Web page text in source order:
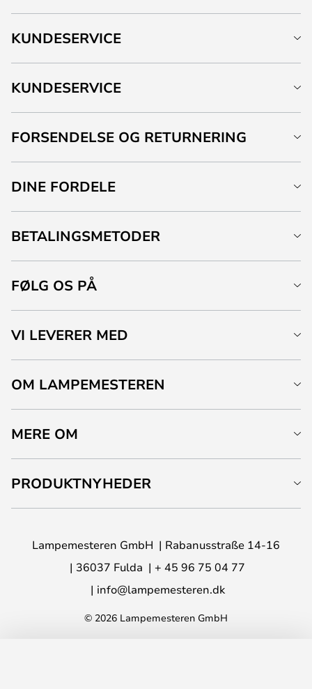
KUNDESERVICE
KUNDESERVICE
FORSENDELSE OG RETURNERING
DINE FORDELE
BETALINGSMETODER
FØLG OS PÅ
VI LEVERER MED
OM LAMPEMESTEREN
MERE OM
PRODUKTNYHEDER
Lampemesteren GmbH
Rabanusstraße 14-16
36037 Fulda
+ 45 96 75 04 77
info@lampemesteren.dk
© 2026 Lampemesteren GmbH